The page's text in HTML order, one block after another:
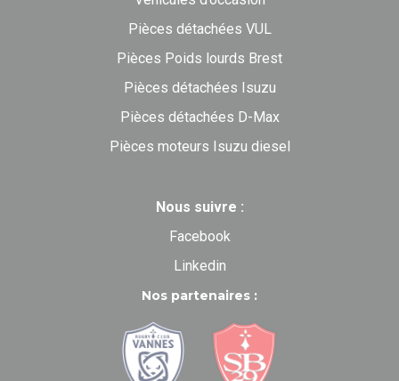
Pièces détachées VUL
Pièces Poids lourds Brest
Pièces détachées Isuzu
Pièces détachées D-Max
Pièces moteurs Isuzu diesel
Nous suivre :
Facebook
Linkedin
Nos partenaires :